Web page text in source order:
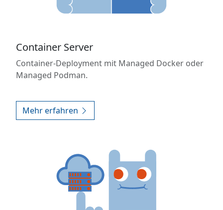
Container Server
Container-Deployment mit Managed Docker oder
Managed Podman.
Mehr erfahren